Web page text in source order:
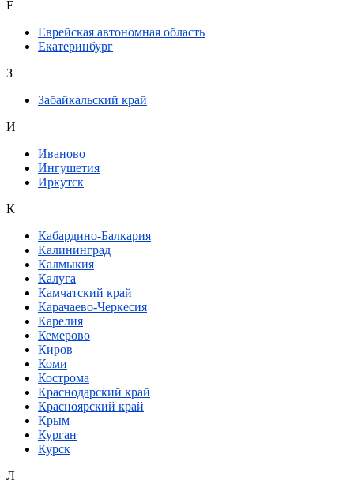
Е
Еврейская автономная область
Екатеринбург
З
Забайкальский край
И
Иваново
Ингушетия
Иркутск
К
Кабардино-Балкария
Калининград
Калмыкия
Калуга
Камчатский край
Карачаево-Черкесия
Карелия
Кемерово
Киров
Коми
Кострома
Краснодарский край
Красноярский край
Крым
Курган
Курск
Л